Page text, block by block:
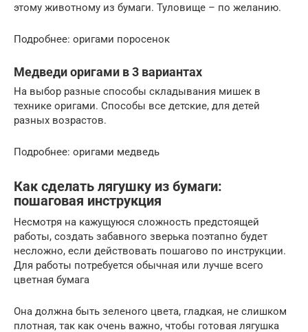
этому животному из бумаги. Туловище – по желанию.
Подробнее: оригами поросенок
Медведи оригами в 3 вариантах
На выбор разные способы складывания мишек в
технике оригами. Способы все детские, для детей
разных возрастов.
Подробнее: оригами медведь
Как сделать лягушку из бумаги:
пошаговая инструкция
Несмотря на кажущуюся сложность предстоящей
работы, создать забавного зверька поэтапно будет
несложно, если действовать пошагово по инструкции.
Для работы потребуется обычная или лучше всего
цветная бумага
Она должна быть зеленого цвета, гладкая, не слишком
плотная, так как очень важно, чтобы готовая лягушка